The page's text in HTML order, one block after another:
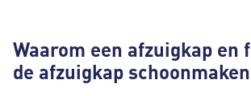
Waarom een afzuigkap en
de afzuigkap